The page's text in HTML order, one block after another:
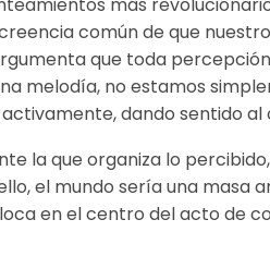
común de que
que toda
melodía, no estamos
dando sentido al
la que organiza lo
el mundo sería una masa
en el centro del acto de